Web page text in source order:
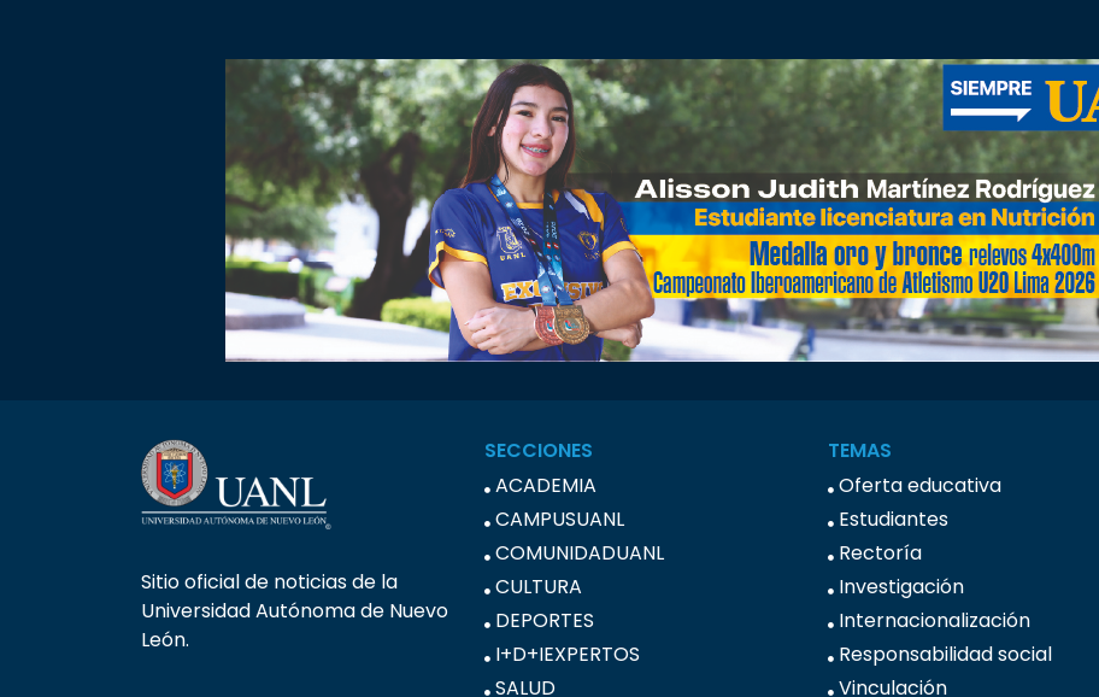
Sitio oficial de noticias de la
Universidad Autónoma de Nuevo
León.
SECCIONES
ACADEMIA
CAMPUSUANL
COMUNIDADUANL
CULTURA
DEPORTES
I+D+IEXPERTOS
SALUD
TEMAS
Oferta educativa
Estudiantes
Rectoría
Investigación
Internacionalización
Responsabilidad social
Vinculación